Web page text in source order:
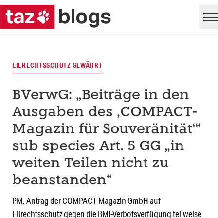
EILRECHTSSCHUTZ GEWÄHRT
BVerwG: „Beiträge in den
Ausgaben des ‚COMPACT-
Magazin für Souveränität‘“
sub species Art. 5 GG „in
weiten Teilen nicht zu
beanstanden“
PM: Antrag der COMPACT-Magazin GmbH auf
Eilrechtsschutz gegen die BMI-Verbotsverfügung teilweise